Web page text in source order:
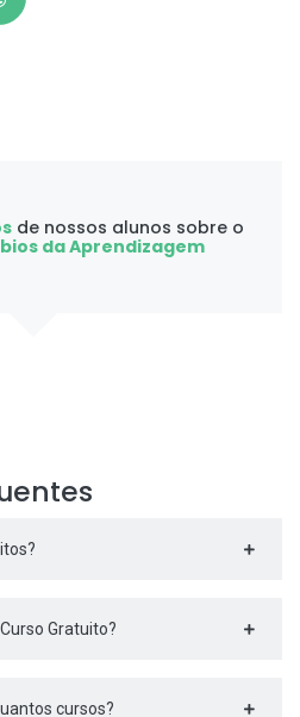
de nossos alunos sobre o
da Aprendizagem
Gratuito?
cursos?